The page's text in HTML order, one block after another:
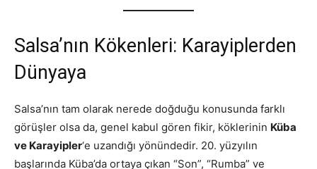
Salsa’nın Kökenleri: Karayiplerden
Dünyaya
Salsa’nın tam olarak nerede doğduğu konusunda farklı
görüşler olsa da, genel kabul gören fikir, köklerinin Küba
ve Karayipler‘e uzandığı yönündedir. 20. yüzyılın
başlarında Küba’da ortaya çıkan “Son”, “Rumba” ve